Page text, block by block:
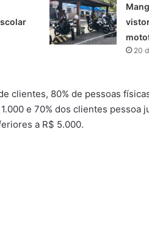
20
clientes, 80% de pessoas
e 70% dos clientes pessoa
a R$ 5.000.